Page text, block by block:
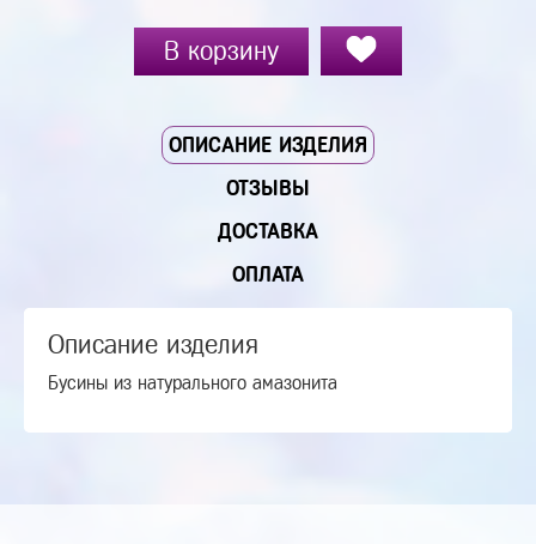
В корзину
ОПИСАНИЕ ИЗДЕЛИЯ
ОТЗЫВЫ
ДОСТАВКА
ОПЛАТА
Описание изделия
Бусины из натурального амазонита